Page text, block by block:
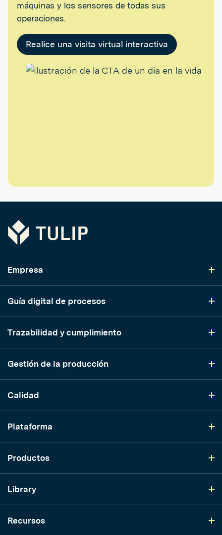
máquinas y los sensores de todas sus
operaciones.
Realice una visita virtual interactiva
Tulip
Empresa
Guía digital de procesos
Trazabilidad y cumplimiento
Gestión de la producción
Calidad
Plataforma
Productos
Library
Recursos